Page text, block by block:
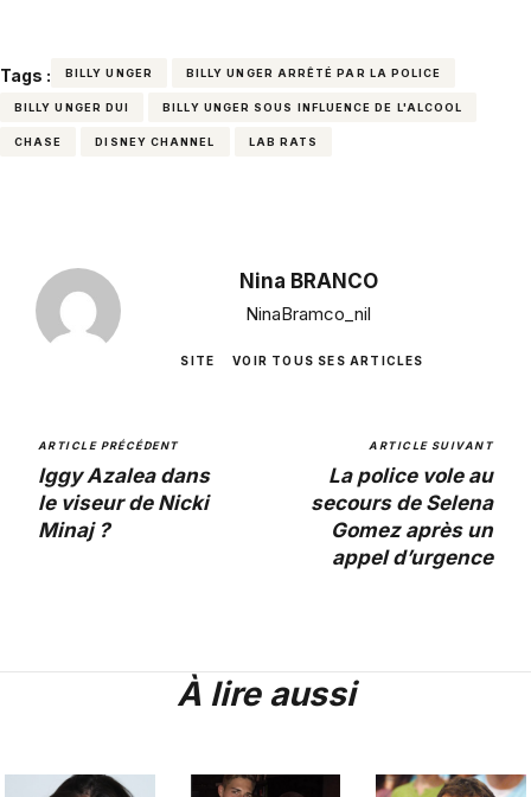
Tags : BILLY UNGER BILLY UNGER ARRÊTÉ PAR LA POLICE
BILLY UNGER DUI BILLY UNGER SOUS INFLUENCE DE L'ALCOOL
CHASE DISNEY CHANNEL LAB RATS
Nina BRANCO
NinaBramco_nil
SITE VOIR TOUS SES ARTICLES
ARTICLE PRÉCÉDENT
Iggy Azalea dans
le viseur de Nicki
Minaj ?
ARTICLE SUIVANT
La police vole au
secours de Selena
Gomez après un
appel d’urgence
À lire aussi